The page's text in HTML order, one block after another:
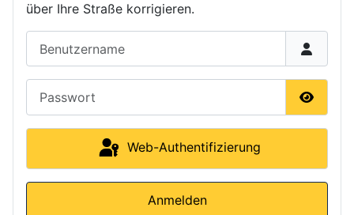
über Ihre Straße korrigieren.
Web-Authentifizierung
Anmelden